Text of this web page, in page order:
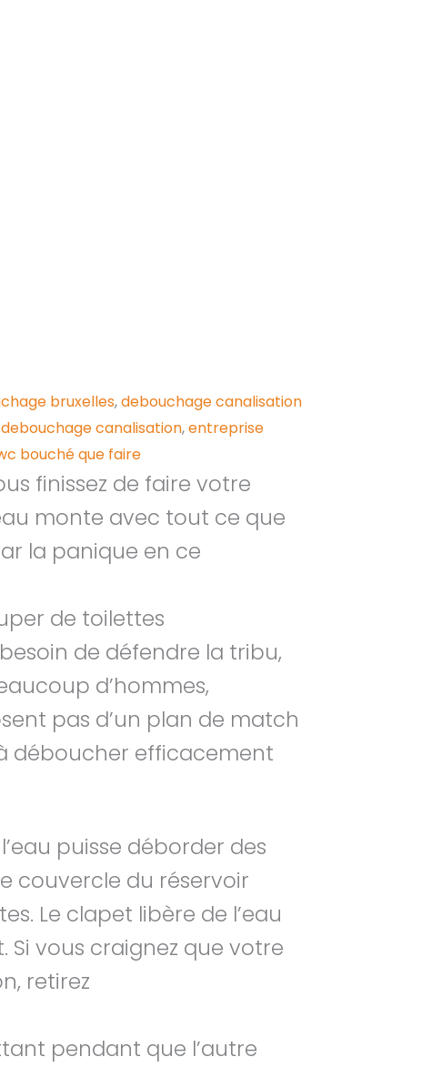
bruxelles,debouchage canalisation
canalisation,entreprise
bouché que faire
finissez de faire votre
monte avec tout ce que
la panique en ce
de toilettes
de défendre la tribu,
d’hommes,
pas d’un plan de match
déboucher efficacement
puisse déborder des
couvercle du réservoir
Le clapet libère de l’eau
Si vous craignez que votre
retirez
pendant que l’autre